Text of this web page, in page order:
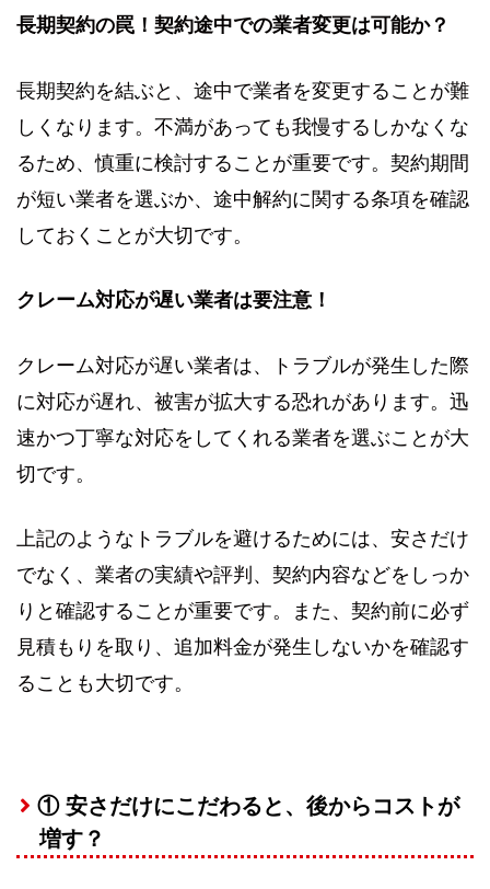
長期契約の罠！契約途中での業者変更は可能か？
長期契約を結ぶと、途中で業者を変更することが難
しくなります。不満があっても我慢するしかなくな
るため、慎重に検討することが重要です。契約期間
が短い業者を選ぶか、途中解約に関する条項を確認
しておくことが大切です。
クレーム対応が遅い業者は要注意！
クレーム対応が遅い業者は、トラブルが発生した際
に対応が遅れ、被害が拡大する恐れがあります。迅
速かつ丁寧な対応をしてくれる業者を選ぶことが大
切です。
上記のようなトラブルを避けるためには、安さだけ
でなく、業者の実績や評判、契約内容などをしっか
りと確認することが重要です。また、契約前に必ず
見積もりを取り、追加料金が発生しないかを確認す
ることも大切です。
① 安さだけにこだわると、後からコストが
増す？